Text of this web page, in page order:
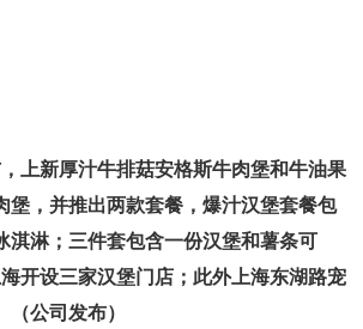
上新厚汁牛排菇安格斯牛肉堡和牛油果
堡，并推出两款套餐，爆汁汉堡套餐包
淇淋；三件套包含一份汉堡和薯条可
开设三家汉堡门店；此外上海东湖路宠
公司发布）